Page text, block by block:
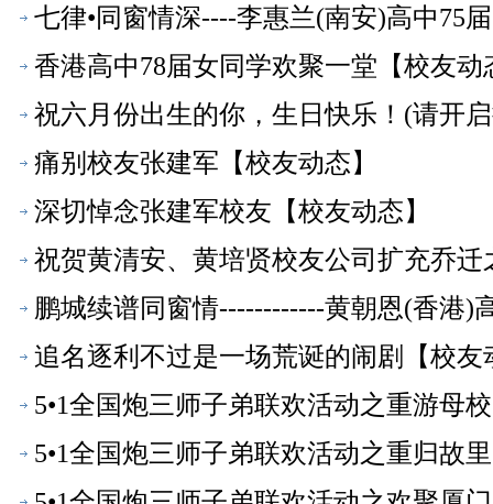
七律•同窗情深----李惠兰(南安)高中75
香港高中78届女同学欢聚一堂【校友动
祝六月份出生的你，生日快乐！(请开
痛别校友张建军【校友动态】
深切悼念张建军校友【校友动态】
祝贺黄清安、黄培贤校友公司扩充乔迁
鹏城续谱同窗情------------黄朝恩(香港)
追名逐利不过是一场荒诞的闹剧【校友
5•1全国炮三师子弟联欢活动之重游母
5•1全国炮三师子弟联欢活动之重归故